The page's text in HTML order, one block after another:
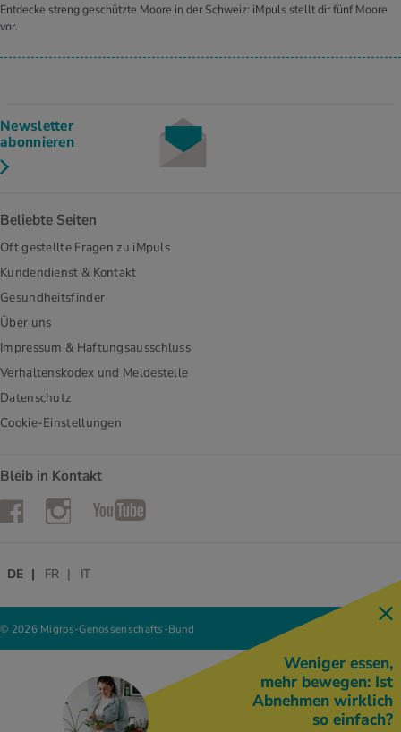
Entdecke streng geschützte Moore in der Schweiz: iMpuls stellt dir fünf Moore
vor.
Newsletter
abonnieren
Beliebte Seiten
Oft gestellte Fragen zu iMpuls
Kundendienst & Kontakt
Gesundheitsfinder
Über uns
Impressum & Haftungsausschluss
Verhaltenskodex und Meldestelle
Datenschutz
Cookie-Einstellungen
Bleib in Kontakt
FacebookInstagramYouTube
© 2026 Migros-Genossenschafts-Bund
DE FR IT
Weniger essen,
mehr bewegen: Ist
Abnehmen wirklich
so einfach?